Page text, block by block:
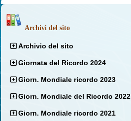
Archivi del sito
Archivio del sito
Giornata del Ricordo 2024
Giorn. Mondiale ricordo 2023
Giorn. Mondiale del Ricordo 2022
Giorn. Mondiale ricordo 2021